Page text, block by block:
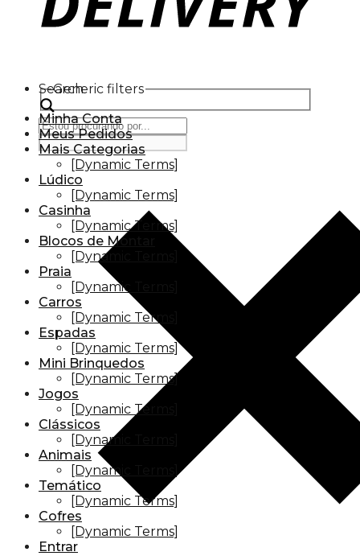
Search
Generic filters
Minha Conta
Meus Pedidos
Mais Categorias
[Dynamic Terms]
Lúdico
[Dynamic Terms]
Casinha
[Dynamic Terms]
Blocos de Montar
[Dynamic Terms]
Praia
[Dynamic Terms]
Carros
[Dynamic Terms]
Espadas
[Dynamic Terms]
Mini Brinquedos
[Dynamic Terms]
Jogos
[Dynamic Terms]
Clássicos
[Dynamic Terms]
Animais
[Dynamic Terms]
Temático
[Dynamic Terms]
Cofres
[Dynamic Terms]
Entrar